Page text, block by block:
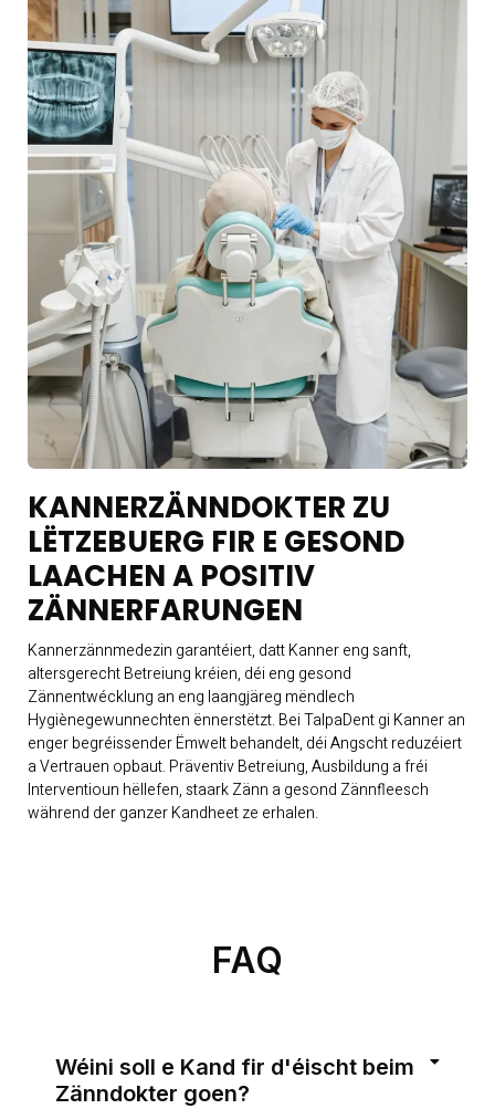
KANNERZÄNNDOKTER ZU
LËTZEBUERG FIR E GESOND
LAACHEN A POSITIV
ZÄNNERFARUNGEN
Kannerzännmedezin garantéiert, datt Kanner eng sanft,
altersgerecht Betreiung kréien, déi eng gesond
Zännentwécklung an eng laangjäreg mëndlech
Hygiènegewunnechten ënnerstëtzt. Bei TalpaDent gi Kanner an
enger begréissender Ëmwelt behandelt, déi Angscht reduzéiert
a Vertrauen opbaut. Präventiv Betreiung, Ausbildung a fréi
Interventioun hëllefen, staark Zänn a gesond Zännfleesch
während der ganzer Kandheet ze erhalen.
FAQ
Wéini soll e Kand fir d'éischt beim
Zänndokter goen?